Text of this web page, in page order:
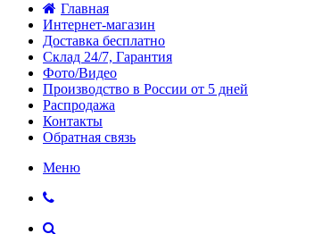
Главная
Интернет-магазин
Доставка бесплатно
Склад 24/7, Гарантия
Фото/Видео
Производство в России от 5 дней
Распродажа
Контакты
Обратная связь
Меню